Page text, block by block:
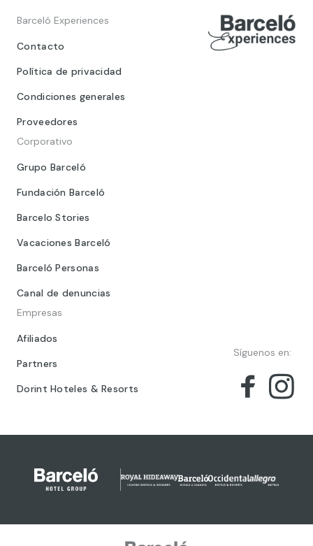
Barceló Experiences
Contacto
Política de privacidad
Condiciones generales
Proveedores
Corporativo
Grupo Barceló
Fundación Barceló
Barcelo Stories
Vacaciones Barceló
Barceló Personas
Canal de denuncias
Empresas
Afiliados
Partners
Dorint Hoteles & Resorts
Síguenos en: